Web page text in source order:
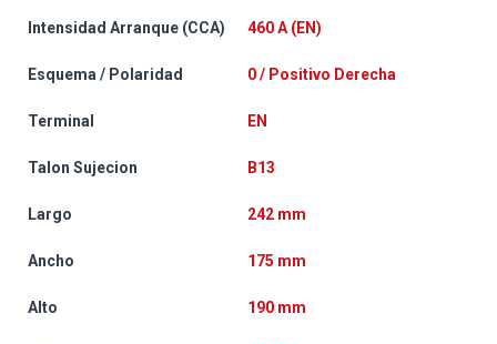
Intensidad Arranque (CCA) 460 A (EN)
Esquema / Polaridad 0 / Positivo Derecha
Terminal EN
Talon Sujecion B13
Largo 242 mm
Ancho 175 mm
Alto 190 mm